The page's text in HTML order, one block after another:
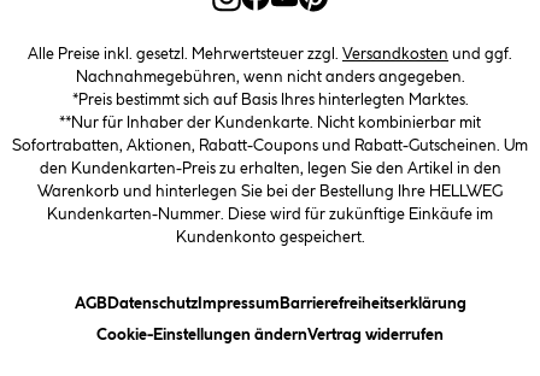
Alle Preise inkl. gesetzl. Mehrwertsteuer zzgl. Versandkosten und ggf.
Nachnahmegebühren, wenn nicht anders angegeben.
*Preis bestimmt sich auf Basis Ihres hinterlegten Marktes.
**Nur für Inhaber der Kundenkarte. Nicht kombinierbar mit
Sofortrabatten, Aktionen, Rabatt-Coupons und Rabatt-Gutscheinen. Um
den Kundenkarten-Preis zu erhalten, legen Sie den Artikel in den
Warenkorb und hinterlegen Sie bei der Bestellung Ihre HELLWEG
Kundenkarten-Nummer. Diese wird für zukünftige Einkäufe im
Kundenkonto gespeichert.
AGB(öffnet ein Dialogfeld)
Datenschutz(öffnet ein Dialogfeld)
Impressum(öffnet ein Dialogfeld)
Barrierefreiheitserklärung(öffnet
Cookie-Einstellungen ändern(öffnet ein Dialogfeld)
Vertrag widerrufen